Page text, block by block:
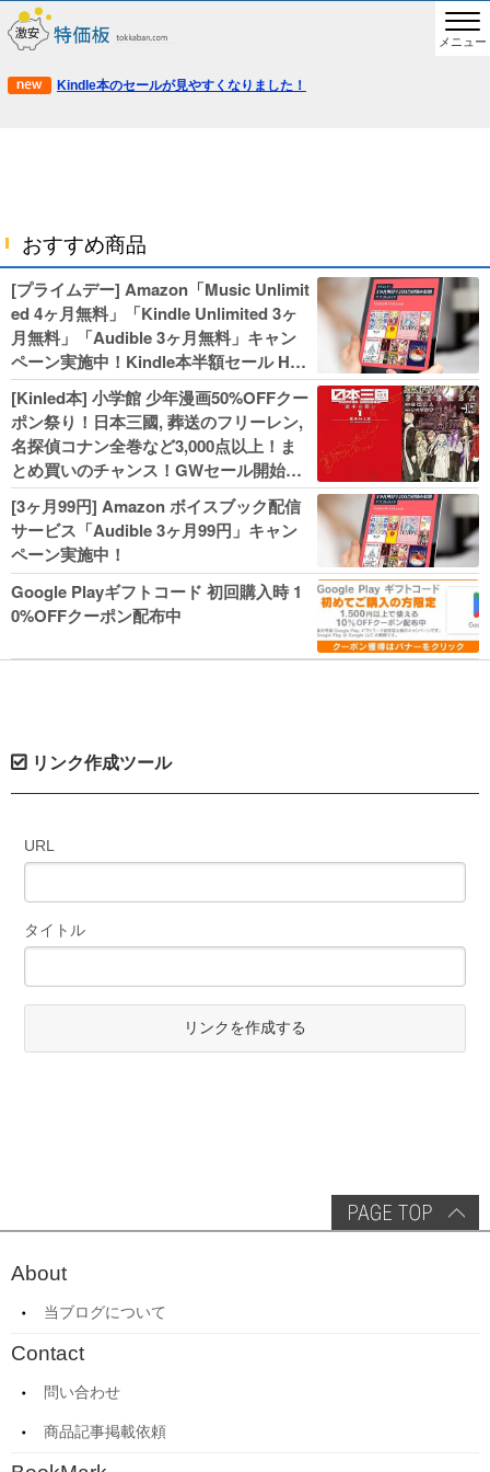
メニュー
Kindle本のセールが見やすくなりました！
おすすめ商品
[プライムデー] Amazon「Music Unlimit
ed 4ヶ月無料」「Kindle Unlimited 3ヶ
月無料」「Audible 3ヶ月無料」キャン
ペーン実施中！Kindle本半額セール HU
NTER×HUNTERなど集英社、無職転生,
幼女戦記などKADOKAWA、キャプテン
翼100円セールも！
[Kinled本] 小学館 少年漫画50%OFFクー
ポン祭り！日本三國, 葬送のフリーレン,
名探偵コナン全巻など3,000点以上！ま
とめ買いのチャンス！GWセール開始！
人気コミック多数 カドカワ祭やIT関連本
がセールに！
[3ヶ月99円] Amazon ボイスブック配信
サービス「Audible 3ヶ月99円」キャン
ペーン実施中！
Google Playギフトコード 初回購入時 1
0%OFFクーポン配布中
リンク作成ツール
URL
タイトル
リンクを作成する
About
当ブログについて
Contact
問い合わせ
商品記事掲載依頼